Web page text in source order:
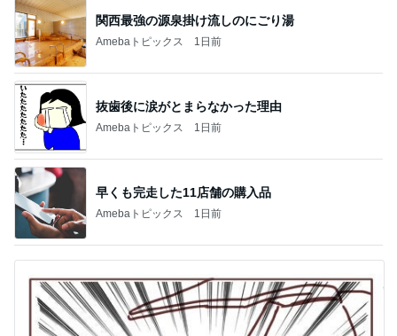
関西最強の源泉掛け流しのにごり湯
Amebaトピックス 1日前
抜歯後に涙がとまらなかった理由
Amebaトピックス 1日前
早くも完走した11店舗の購入品
Amebaトピックス 1日前